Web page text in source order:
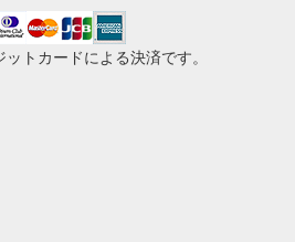
ットカードによる決済です。